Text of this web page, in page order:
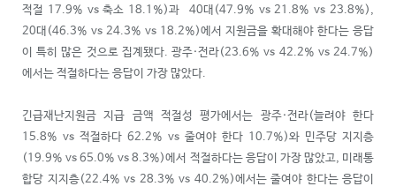
적절 17.9% vs 축소 18.1%)과 40대(47.9% vs 21.8% vs 23.8%),
20대(46.3% vs 24.3% vs 18.2%)에서 지원금을 확대해야 한다는 응답
이 특히 많은 것으로 집계됐다. 광주·전라(23.6% vs 42.2% vs 24.7%)
에서는 적절하다는 응답이 가장 많았다.
긴급재난지원금 지급 금액 적절성 평가에서는 광주·전라(늘려야 한다
15.8% vs 적절하다 62.2% vs 줄여야 한다 10.7%)와 민주당 지지층
(19.9% vs 65.0% vs 8.3%)에서 적절하다는 응답이 가장 많았고, 미래통
합당 지지층(22.4% vs 28.3% vs 40.2%)에서는 줄여야 한다는 응답이